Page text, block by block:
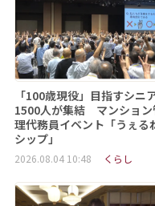
「100歳現役」目指すシニ
1500人が集結 マンション
理代務員イベント「うぇる
シップ」
2026.08.04 10:48 くらし